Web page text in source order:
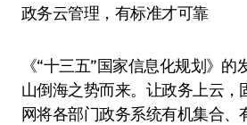
政务云管理，有标准才可靠
《“十三五”国家信息化规划》
山倒海之势而来。让政务上云，
网将各部门政务系统有机集合、